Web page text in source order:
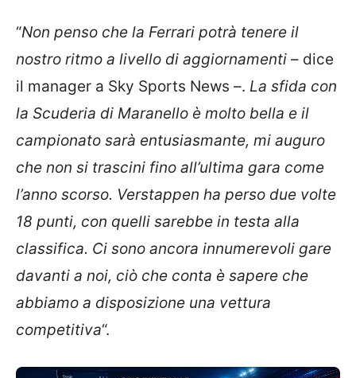
“Non penso che la Ferrari potrà tenere il
nostro ritmo a livello di aggiornamenti – dice
il manager a Sky Sports News –. La sfida con
la Scuderia di Maranello è molto bella e il
campionato sarà entusiasmante, mi auguro
che non si trascini fino all’ultima gara come
l’anno scorso. Verstappen ha perso due volte
18 punti, con quelli sarebbe in testa alla
classifica. Ci sono ancora innumerevoli gare
davanti a noi, ciò che conta è sapere che
abbiamo a disposizione una vettura
competitiva“.